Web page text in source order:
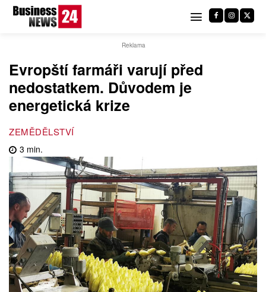
Reklama
Evropští farmáři varují před
nedostatkem. Důvodem je
energetická krize
ZEMĚDĚLSTVÍ
3 min.